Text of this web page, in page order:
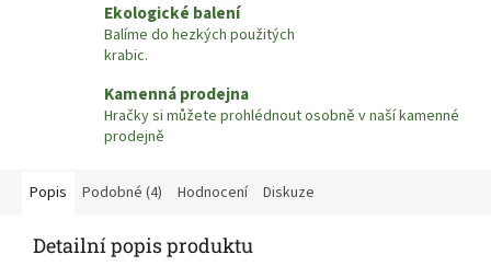
Ekologické balení
Balíme do hezkých použitých
krabic.
Kamenná prodejna
Hračky si můžete prohlédnout osobně v naší kamenné
prodejně
Popis Podobné (4) Hodnocení Diskuze
Detailní popis produktu